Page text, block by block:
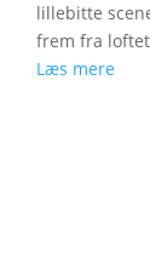
lillebitte
frem fra
Læs mere